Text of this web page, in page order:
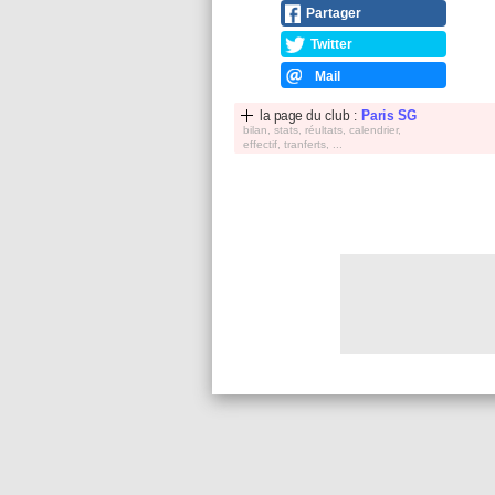
Partager
Twitter
Mail
la page du club : Paris SG
bilan, stats, réultats, calendrier,
effectif, tranferts, ...